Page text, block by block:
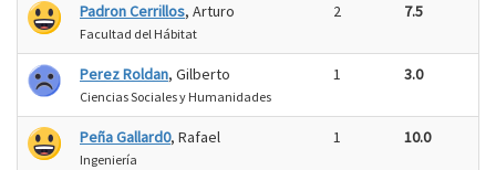
Padron Cerrillos, Arturo
Facultad del Hábitat
2 7.5
Perez Roldan, Gilberto
Ciencias Sociales y Humanidades
1 3.0
Peña Gallard0, Rafael
Ingeniería
1 10.0